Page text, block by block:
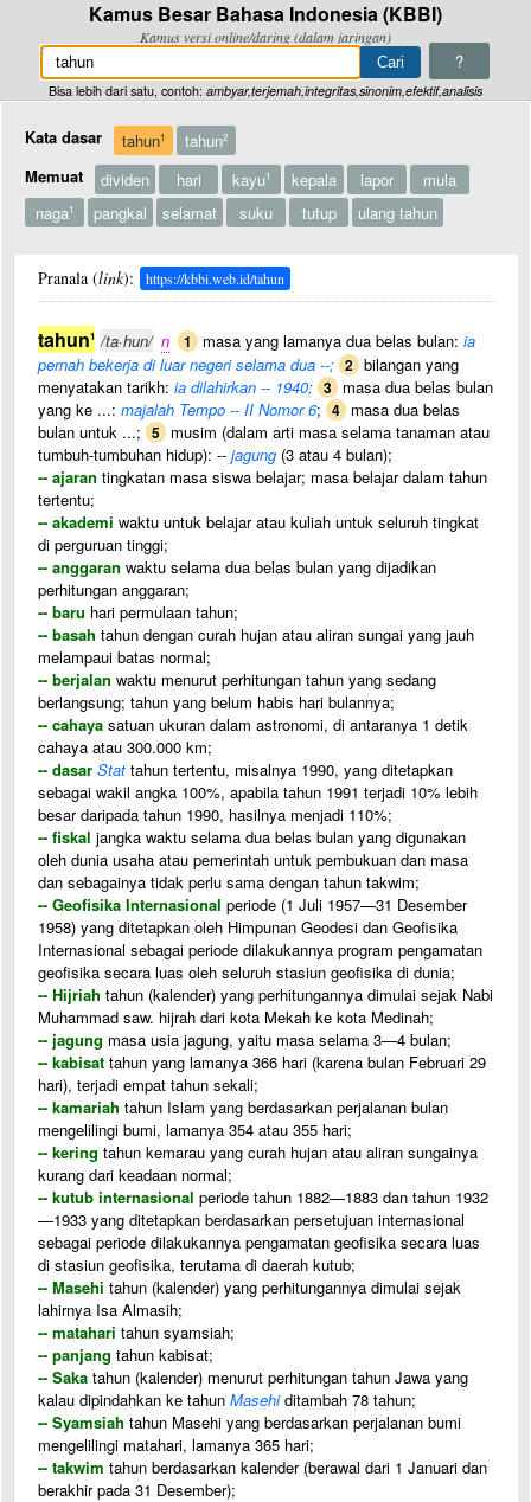
Kamus Besar Bahasa Indonesia (KBBI)
Kamus versi online/daring (dalam jaringan)
?
Bisa lebih dari satu, contoh: ambyar,terjemah,integritas,sinonim,efektif,analisis
Kata dasar tahun1 tahun2
Memuat dividen hari kayu1 kepala lapor
mula
naga1 pangkal selamat suku tutup ulang tahun
Pranala (link): https://kbbi.web.id/tahun
tahun1 /ta·hun/ n 1 masa yang lamanya dua belas bulan: ia
pernah bekerja di luar negeri selama dua --; 2 bilangan yang
menyatakan tarikh: ia dilahirkan -- 1940; 3 masa dua belas bulan
yang ke ...: majalah Tempo -- II Nomor 6; 4 masa dua belas
bulan untuk ...; 5 musim (dalam arti masa selama tanaman atau
tumbuh-tumbuhan hidup): -- jagung (3 atau 4 bulan);
-- ajaran tingkatan masa siswa belajar; masa belajar dalam tahun
tertentu;
-- akademi waktu untuk belajar atau kuliah untuk seluruh tingkat
di perguruan tinggi;
-- anggaran waktu selama dua belas bulan yang dijadikan
perhitungan anggaran;
-- baru hari permulaan tahun;
-- basah tahun dengan curah hujan atau aliran sungai yang jauh
melampaui batas normal;
-- berjalan waktu menurut perhitungan tahun yang sedang
berlangsung; tahun yang belum habis hari bulannya;
-- cahaya satuan ukuran dalam astronomi, di antaranya 1 detik
cahaya atau 300.000 km;
-- dasar Stat tahun tertentu, misalnya 1990, yang ditetapkan
sebagai wakil angka 100%, apabila tahun 1991 terjadi 10% lebih
besar daripada tahun 1990, hasilnya menjadi 110%;
-- fiskal jangka waktu selama dua belas bulan yang digunakan
oleh dunia usaha atau pemerintah untuk pembukuan dan masa
dan sebagainya tidak perlu sama dengan tahun takwim;
-- Geofisika Internasional periode (1 Juli 1957—31 Desember
1958) yang ditetapkan oleh Himpunan Geodesi dan Geofisika
Internasional sebagai periode dilakukannya program pengamatan
geofisika secara luas oleh seluruh stasiun geofisika di dunia;
-- Hijriah tahun (kalender) yang perhitungannya dimulai sejak Nabi
Muhammad saw. hijrah dari kota Mekah ke kota Medinah;
-- jagung masa usia jagung, yaitu masa selama 3—4 bulan;
-- kabisat tahun yang lamanya 366 hari (karena bulan Februari 29
hari), terjadi empat tahun sekali;
-- kamariah tahun Islam yang berdasarkan perjalanan bulan
mengelilingi bumi, lamanya 354 atau 355 hari;
-- kering tahun kemarau yang curah hujan atau aliran sungainya
kurang dari keadaan normal;
-- kutub internasional periode tahun 1882—1883 dan tahun 1932
—1933 yang ditetapkan berdasarkan persetujuan internasional
sebagai periode dilakukannya pengamatan geofisika secara luas
di stasiun geofisika, terutama di daerah kutub;
-- Masehi tahun (kalender) yang perhitungannya dimulai sejak
lahirnya Isa Almasih;
-- matahari tahun syamsiah;
-- panjang tahun kabisat;
-- Saka tahun (kalender) menurut perhitungan tahun Jawa yang
kalau dipindahkan ke tahun Masehiditambah 78 tahun;
-- Syamsiah tahun Masehi yang berdasarkan perjalanan bumi
mengelilingi matahari, lamanya 365 hari;
-- takwim tahun berdasarkan kalender (berawal dari 1 Januari dan
berakhir pada 31 Desember);